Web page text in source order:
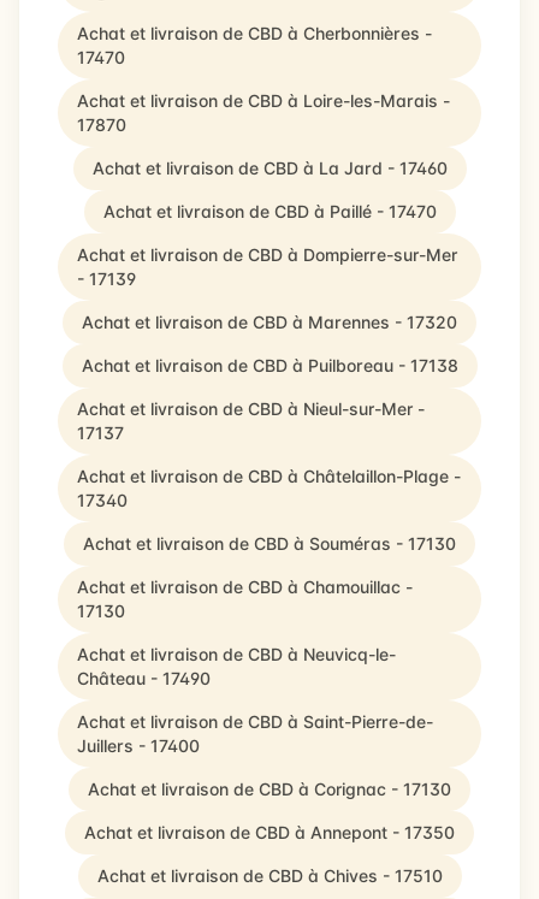
Achat et livraison de CBD à Cherbonnières -
17470
Achat et livraison de CBD à Loire-les-Marais -
17870
Achat et livraison de CBD à La Jard - 17460
Achat et livraison de CBD à Paillé - 17470
Achat et livraison de CBD à Dompierre-sur-Mer
- 17139
Achat et livraison de CBD à Marennes - 17320
Achat et livraison de CBD à Puilboreau - 17138
Achat et livraison de CBD à Nieul-sur-Mer -
17137
Achat et livraison de CBD à Châtelaillon-Plage -
17340
Achat et livraison de CBD à Souméras - 17130
Achat et livraison de CBD à Chamouillac -
17130
Achat et livraison de CBD à Neuvicq-le-
Château - 17490
Achat et livraison de CBD à Saint-Pierre-de-
Juillers - 17400
Achat et livraison de CBD à Corignac - 17130
Achat et livraison de CBD à Annepont - 17350
Achat et livraison de CBD à Chives - 17510